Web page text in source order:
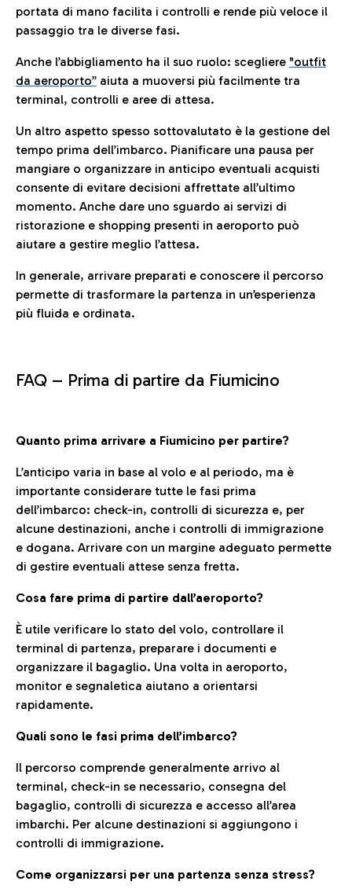
portata di mano facilita i controlli e rende più veloce il
passaggio tra le diverse fasi.
Anche l’abbigliamento ha il suo ruolo: scegliere "outfit
da aeroporto” aiuta a muoversi più facilmente tra
terminal, controlli e aree di attesa.
Un altro aspetto spesso sottovalutato è la gestione del
tempo prima dell’imbarco. Pianificare una pausa per
mangiare o organizzare in anticipo eventuali acquisti
consente di evitare decisioni affrettate all’ultimo
momento. Anche dare uno sguardo ai servizi di
ristorazione e shopping presenti in aeroporto può
aiutare a gestire meglio l’attesa.
In generale, arrivare preparati e conoscere il percorso
permette di trasformare la partenza in un’esperienza
più fluida e ordinata.
FAQ – Prima di partire da Fiumicino
Quanto prima arrivare a Fiumicino per partire?
L’anticipo varia in base al volo e al periodo, ma è
importante considerare tutte le fasi prima
dell’imbarco: check-in, controlli di sicurezza e, per
alcune destinazioni, anche i controlli di immigrazione
e dogana. Arrivare con un margine adeguato permette
di gestire eventuali attese senza fretta.
Cosa fare prima di partire dall’aeroporto?
È utile verificare lo stato del volo, controllare il
terminal di partenza, preparare i documenti e
organizzare il bagaglio. Una volta in aeroporto,
monitor e segnaletica aiutano a orientarsi
rapidamente.
Quali sono le fasi prima dell’imbarco?
Il percorso comprende generalmente arrivo al
terminal, check-in se necessario, consegna del
bagaglio, controlli di sicurezza e accesso all’area
imbarchi. Per alcune destinazioni si aggiungono i
controlli di immigrazione.
Come organizzarsi per una partenza senza stress?